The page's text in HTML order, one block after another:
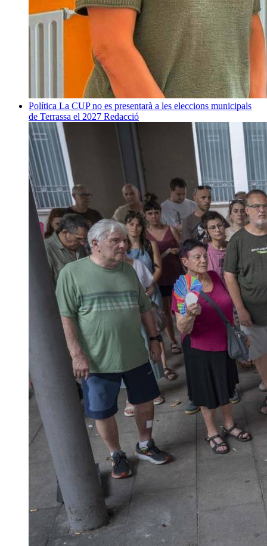
Política La CUP no es presentarà a les eleccions municipals
de Terrassa el 2027 Redacció